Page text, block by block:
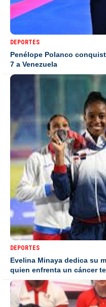
DEPORTES
Penélope Polanco
7 a Venezuela
DEPORTES
Evelina Minaya dedica su
quien enfrenta un cáncer